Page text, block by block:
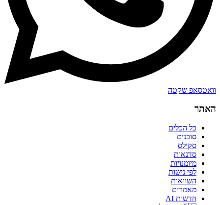
וואטסאפ שקטה
האתר
כל הכלים
סוכנים
סקילס
סדנאות
מיומנויות
לפי נישות
השוואות
מאמרים
חדשות AI